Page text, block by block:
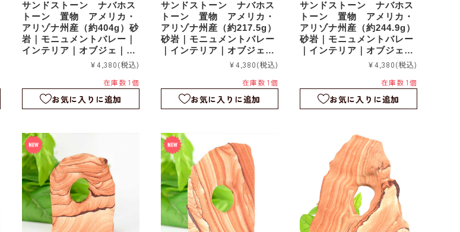
サンドストーン ナバホス
トーン 置物 アメリカ・
アリゾナ州産（約404g）砂
岩｜モニュメントバレー｜
インテリア｜オブジェ｜sd
¥4,380(税込)
在庫数 1個
お気に入りに追加
サンドストーン ナバホス
トーン 置物 アメリカ・
アリゾナ州産（約217.5g）
砂岩｜モニュメントバレー
｜インテリア｜オブジェ｜
¥4,380(税込)
在庫数 1個
お気に入りに追加
サンドストーン ナバホス
トーン 置物 アメリカ・
アリゾナ州産（約244.9g）
砂岩｜モニュメントバレー
｜インテリア｜オブジェ｜
¥4,380(税込)
在庫数 1個
お気に入りに追加